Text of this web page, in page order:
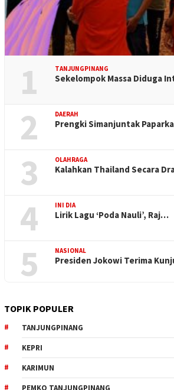
1 TANJUNGPINANG
Sekelompok Massa Diduga
2 DAERAH
Prengki Simanjuntak
3 OLAHRAGA
Kalahkan Thailand Secara
4 INI DIA
Lirik Lagu ‘Poda Nauli’, Raj…
5 NASIONAL
Presiden Jokowi Terima
TOPIK POPULER
TANJUNGPINANG
KEPRI
KARIMUN
PEMKO TANJUNGPINANG